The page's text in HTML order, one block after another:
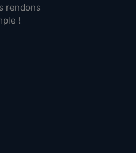
rendons
!